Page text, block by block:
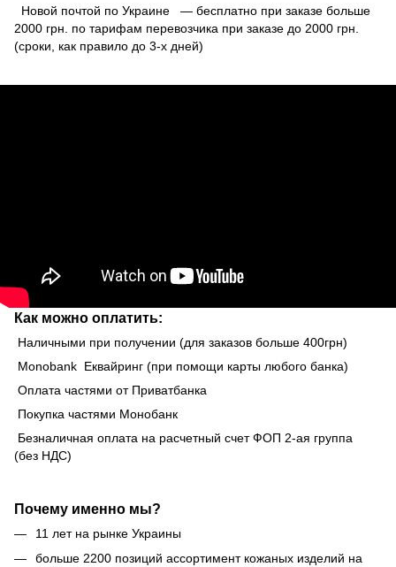
Новой почтой по Украине — бесплатно при заказе больше
2000 грн. по тарифам перевозчика при заказе до 2000 грн.
(сроки, как правило до 3-х дней)
Как можно оплатить:
Наличными при получении (для заказов больше 400грн)
Monobank Еквайринг (при помощи карты любого банка)
Оплата частями от Приватбанка
Покупка частями Монобанк
Безналичная оплата на расчетный счет ФОП 2-ая группа
(без НДС)
Почему именно мы?
11 лет на рынке Украины
больше 2200 позиций ассортимент кожаных изделий на